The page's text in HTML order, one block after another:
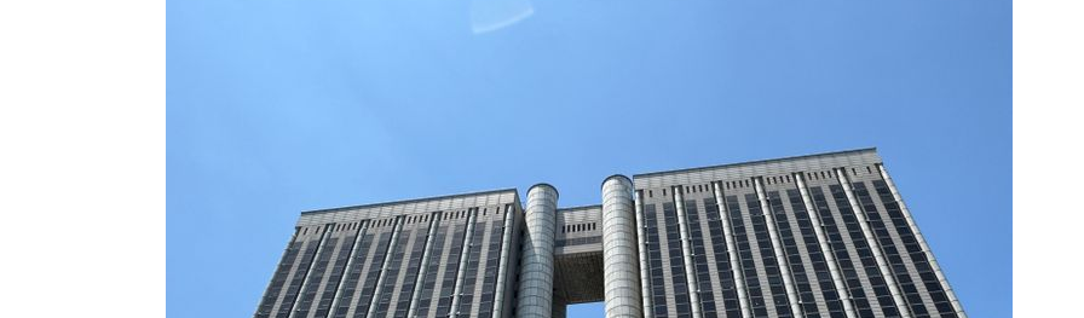
4
'7번째 도전' KDB생명 누가
한투·한화 '3색 셈법'
5
송영길·김민석, '조희대 탄핵'
법사위원들 "즉시 대법관 제